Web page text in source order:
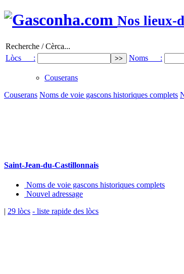
Nos lieux-
Recherche / Cèrca...
Lòcs :
Noms :
Couserans
Couserans Noms de voie gascons historiques complets
Saint-Jean-du-Castillonnais
Noms de voie gascons historiques complets
Nouvel adressage
| 29 lòcs - liste rapide des lòcs